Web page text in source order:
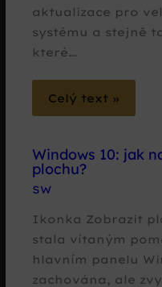
aktualizace pro
systému a stejně
které…
Celý text »
Windows 10: jak
plochu?
SW
Ikonka Zobrazit
stala vítaným
hlavním panelu
zachována, ale